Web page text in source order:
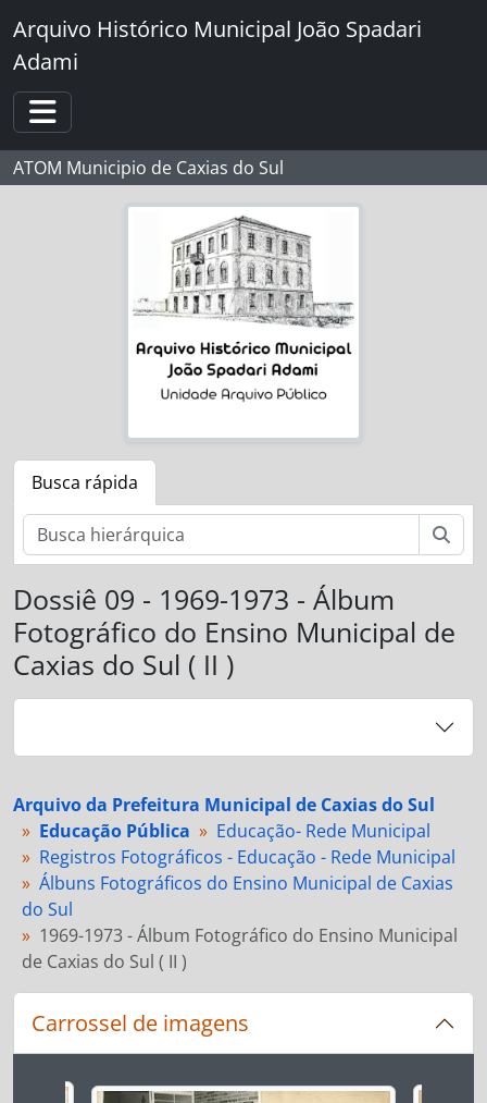
Skip to main content
Arquivo Histórico Municipal João Spadari
Adami
Toggle navigation
ATOM Municipio de Caxias do Sul
Busca rápida
Dossiê 09 - 1969-1973 - Álbum
Fotográfico do Ensino Municipal de
Caxias do Sul ( II )
Arquivo da Prefeitura Municipal de Caxias do Sul
Educação Pública
Educação- Rede Municipal
Registros Fotográficos - Educação - Rede Municipal
Álbuns Fotográficos do Ensino Municipal de Caxias
do Sul
1969-1973 - Álbum Fotográfico do Ensino Municipal
de Caxias do Sul ( II )
Carrossel de imagens
Ao alterar o slide atual deste carrossel, o título da